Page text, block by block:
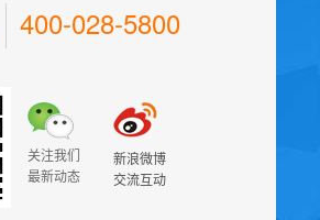
400-028-5800
关注我们
最新动态
新浪微博
交流互动